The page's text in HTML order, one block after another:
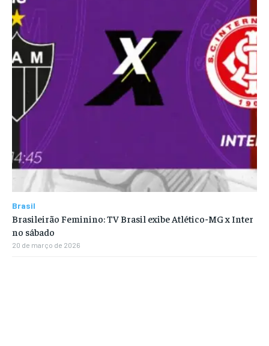
Brasil
Brasileirão Feminino: TV Brasil exibe Atlético-MG x Inter
no sábado
20 de março de 2026